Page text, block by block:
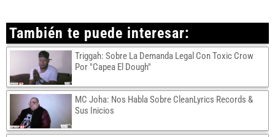
También te puede interesar:
Triggah: Sobre La Demanda Legal Con Toxic Crow
Por "Capea El Dough"
MC Joha: Nos Habla Sobre CleanLyrics Records &
Sus Inicios